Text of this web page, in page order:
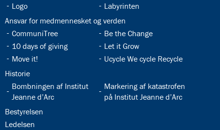
32.6:
Logo 32.7:
Labyrinten
32.8:
Ansvar for medmennesket og verden
32.9:
CommuniTree 32.10:
Be the Change
32.11:
10 days of giving 32.12:
Let it Grow
32.13:
Move it! 32.14:
Ucycle We cycle Recycle
32.15:
Historie
32.16:
Bombningen af Institut
Jeanne d’Arc
32.17:
Markering af katastrofen
på Institut Jeanne d’Arc
32.18:
Bestyrelsen
32.19:
Ledelsen